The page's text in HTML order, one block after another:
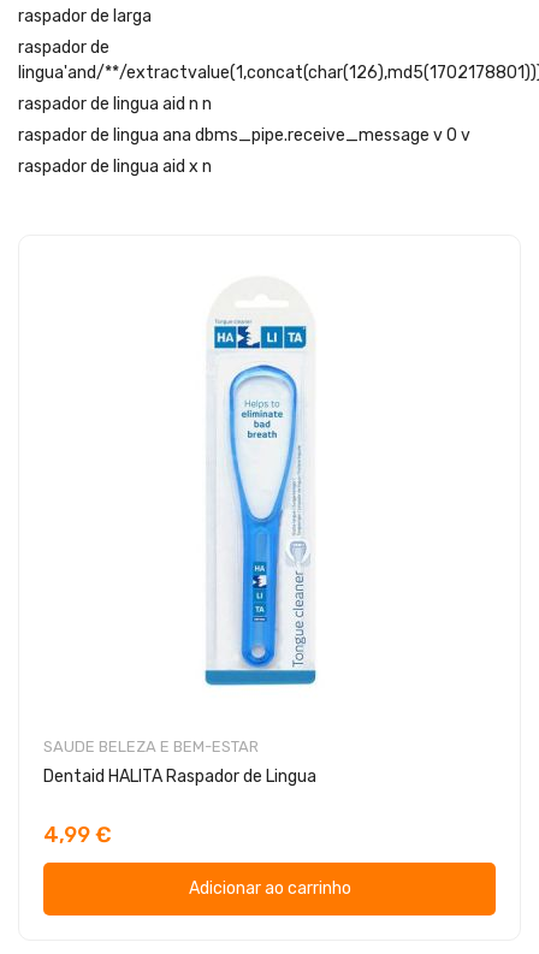
raspador de larga
raspador de
lingua'and/**/
raspador de lingua aid n n
raspador de lingua ana dbms_pipe.receive_message v 0 v
raspador de lingua aid x n
SAUDE BELEZA E BEM-ESTAR
Dentaid HALITA Raspador de Lingua
4,99 €
Adicionar ao carrinho